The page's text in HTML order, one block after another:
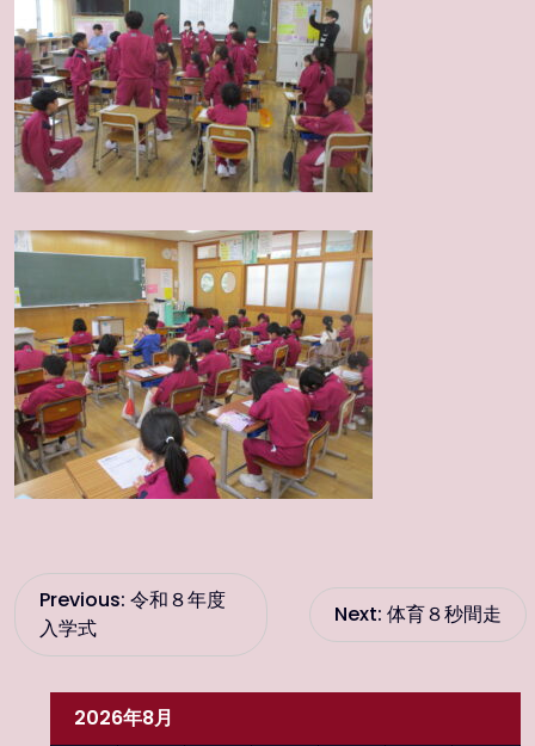
投
稿
Previous: 令和８年度
入学式
Next: 体育８秒間走
2026年8月